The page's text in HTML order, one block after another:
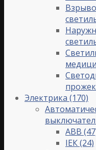
Электрика (170)
ABB
IЕК(24)